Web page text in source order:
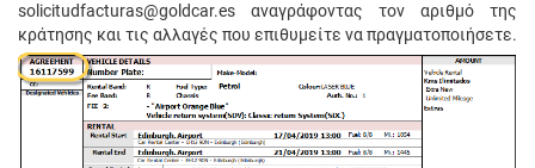
solicitudfacturas@goldcar.es αναγράφοντας τον αριθμό της
κράτησης και τις αλλαγές που επιθυμείτε να πραγματοποιήσετε.